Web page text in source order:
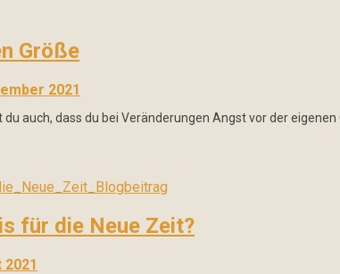
Größe
2021
auch, dass du bei Veränderungen Angst vor der
für die Neue Zeit?
2021